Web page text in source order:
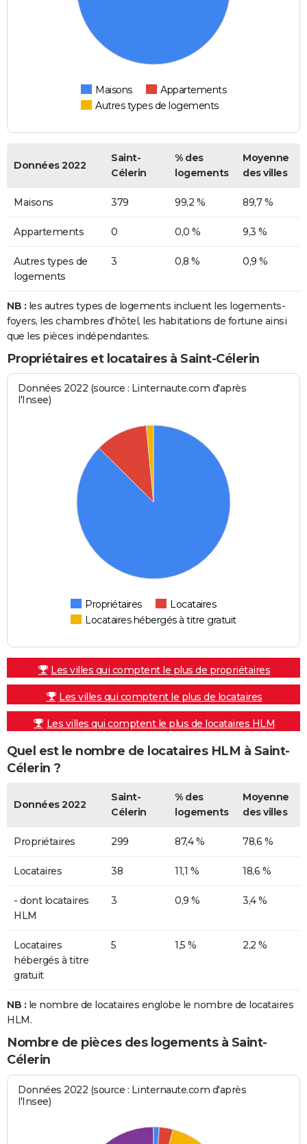
Maisons
Appartements
Autres types de logements
Données 2022
Saint-
Célerin
% des
logements
Moyenne
des villes
Maisons 379 99,2 % 89,7 %
Appartements 0 0,0 % 9,3 %
Autres types de
logements
3 0,8 % 0,9 %
NB : les autres types de logements incluent les logements-
foyers, les chambres d'hôtel, les habitations de fortune ainsi
que les pièces indépendantes.
Propriétaires et locataires à Saint-Célerin
Données 2022 (source : Linternaute.com d'après
l'Insee)
Propriétaires
Locataires
Locataires hébergés à titre gratuit
Les villes qui comptent le plus de propriétaires
Les villes qui comptent le plus de locataires
Les villes qui comptent le plus de locataires HLM
Quel est le nombre de locataires HLM à Saint-
Célerin ?
Données 2022
Saint-
Célerin
% des
logements
Moyenne
des villes
Propriétaires 299 87,4 % 78,6 %
Locataires 38 11,1 % 18,6 %
- dont locataires
HLM
3 0,9 % 3,4 %
Locataires
hébergés à titre
gratuit
5 1,5 % 2,2 %
NB : le nombre de locataires englobe le nombre de locataires
HLM.
Nombre de pièces des logements à Saint-
Célerin
Données 2022 (source : Linternaute.com d'après
l'Insee)